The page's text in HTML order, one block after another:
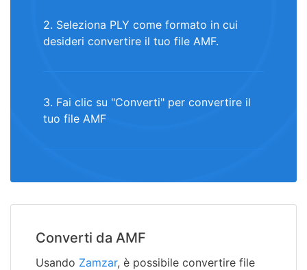
2. Seleziona PLY come formato in cui
desideri convertire il tuo file AMF.
3. Fai clic su "Converti" per convertire il
tuo file AMF
Converti da AMF
Usando Zamzar, è possibile convertire file